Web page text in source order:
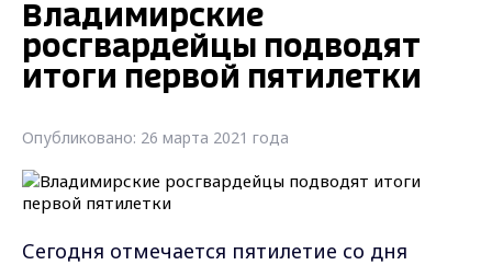
Владимирские
росгвардейцы подводят
итоги первой пятилетки
Опубликовано: 26 марта 2021 года
Сегодня отмечается пятилетие со дня